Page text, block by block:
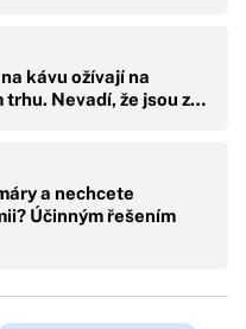
kávu ožívají na
Nevadí, že jsou z…
a nechcete
Účinným řešením